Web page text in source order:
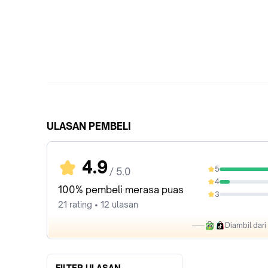
ULASAN PEMBELI
4.9 / 5.0
100% pembeli merasa puas
21 rating • 12 ulasan
5
90.48%
4
9.52%
3
0%
Diambil